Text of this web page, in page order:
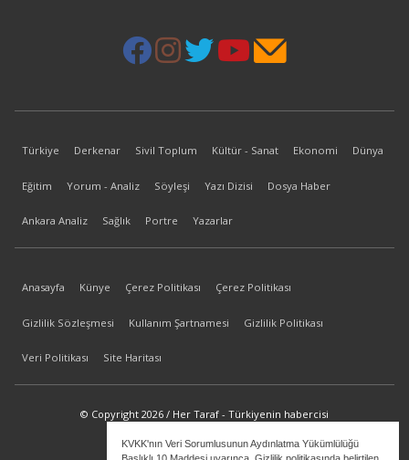
KVKK'nın Veri Sorumlusunun Aydınlatma Yükümlülüğü
Türkiye Derkenar Sivil Toplum Kültür - Sanat Ekonomi Dünya
Eğitim Yorum - Analiz Söyleşi Yazı Dizisi Dosya Haber
Ankara Analiz Sağlık Portre Yazarlar
Anasayfa Künye Çerez Politikası Çerez Politikası
Gizlilik Sözleşmesi Kullanım Şartnamesi Gizlilik Politikası
Veri Politikası Site Haritası
© Copyright 2026 / Her Taraf - Türkiyenin habercisi
bilgi@hertaraf.com